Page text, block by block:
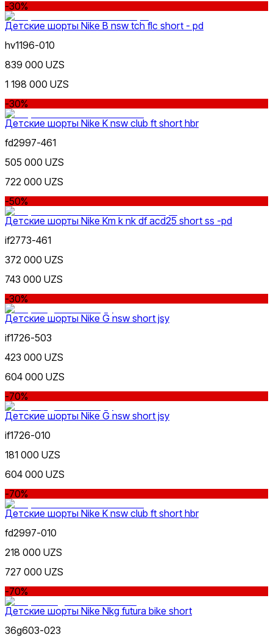
Бордовый
Только онлайн (доставка)
-30%
Детские шорты Nike B nsw tch flc short - pd
hv1196-010
839 000 UZS
1 198 000 UZS
-30%
Детские шорты Nike K nsw club ft short hbr
fd2997-461
505 000 UZS
722 000 UZS
-50%
Детские шорты Nike Km k nk df acd25 short ss -pd
if2773-461
372 000 UZS
743 000 UZS
-30%
Детские шорты Nike G nsw short jsy
if1726-503
423 000 UZS
604 000 UZS
-70%
Детские шорты Nike G nsw short jsy
if1726-010
181 000 UZS
604 000 UZS
-70%
Детские шорты Nike K nsw club ft short hbr
fd2997-010
218 000 UZS
727 000 UZS
-70%
Детские шорты Nike Nkg futura bike short
36g603-023